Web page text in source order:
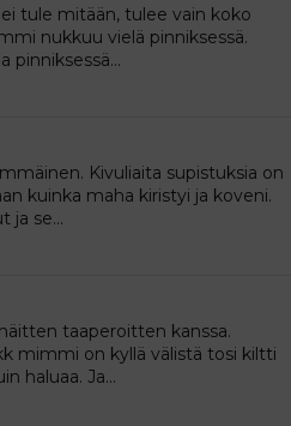
tule mitään, tulee vain koko
nukkuu vielä pinniksessä.
Kivuliaita supistuksia on
kuinka maha kiristyi ja koveni.
ja se...
taaperoitten kanssa.
mimmi on kyllä välistä tosi kiltti
haluaa. Ja...